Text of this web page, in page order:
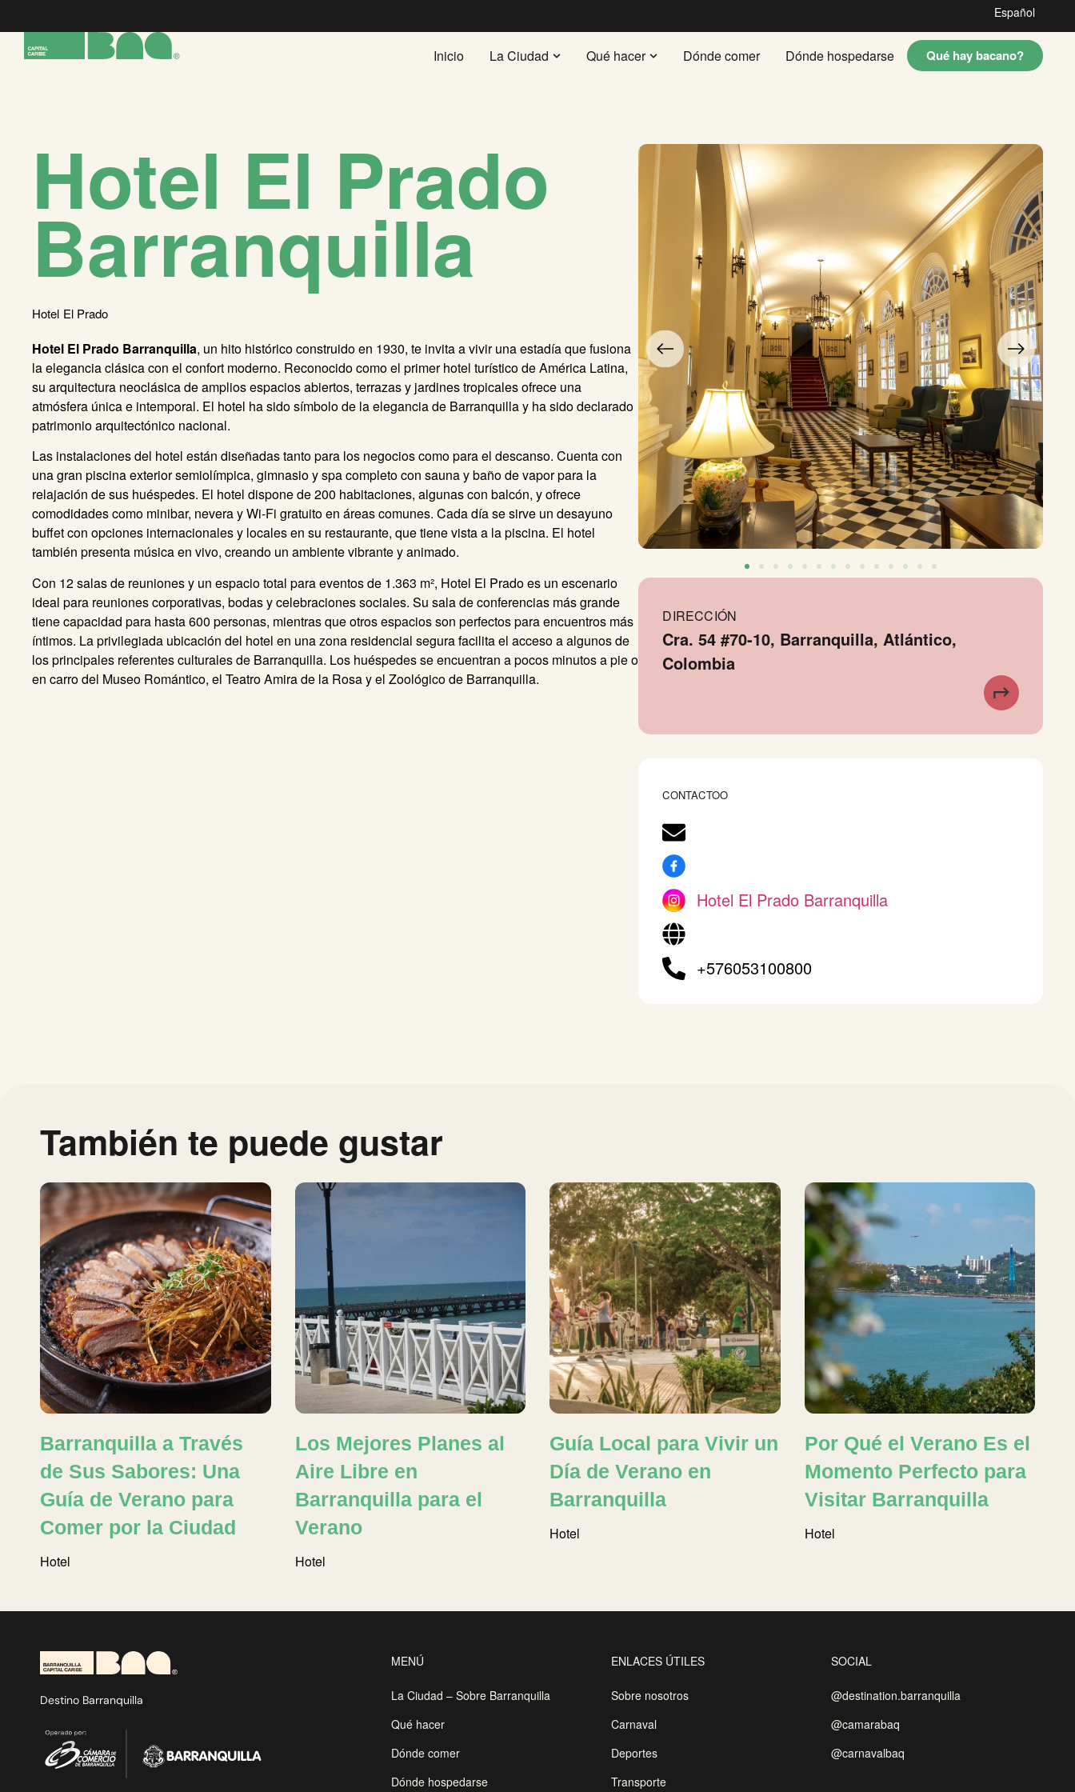
Español
Inicio La Ciudad Qué hacer Dónde comer Dónde hospedarse Qué hay bacano?
Hotel El Prado
Barranquilla
Hotel El Prado
Hotel El Prado Barranquilla, un hito histórico construido en 1930, te invita a vivir una estadía que fusiona
la elegancia clásica con el confort moderno. Reconocido como el primer hotel turístico de América Latina,
su arquitectura neoclásica de amplios espacios abiertos, terrazas y jardines tropicales ofrece una
atmósfera única e intemporal. El hotel ha sido símbolo de la elegancia de Barranquilla y ha sido declarado
patrimonio arquitectónico nacional.
Las instalaciones del hotel están diseñadas tanto para los negocios como para el descanso. Cuenta con
una gran piscina exterior semiolímpica, gimnasio y spa completo con sauna y baño de vapor para la
relajación de sus huéspedes. El hotel dispone de 200 habitaciones, algunas con balcón, y ofrece
comodidades como minibar, nevera y Wi-Fi gratuito en áreas comunes. Cada día se sirve un desayuno
buffet con opciones internacionales y locales en su restaurante, que tiene vista a la piscina. El hotel
también presenta música en vivo, creando un ambiente vibrante y animado.
Con 12 salas de reuniones y un espacio total para eventos de 1.363 m², Hotel El Prado es un escenario
ideal para reuniones corporativas, bodas y celebraciones sociales. Su sala de conferencias más grande
tiene capacidad para hasta 600 personas, mientras que otros espacios son perfectos para encuentros más
íntimos. La privilegiada ubicación del hotel en una zona residencial segura facilita el acceso a algunos de
los principales referentes culturales de Barranquilla. Los huéspedes se encuentran a pocos minutos a pie o
en carro del Museo Romántico, el Teatro Amira de la Rosa y el Zoológico de Barranquilla.
DIRECCIÓN
Cra. 54 #70-10, Barranquilla, Atlántico,
Colombia
CONTACTOO
Hotel El Prado Barranquilla
+576053100800
También te puede gustar
Barranquilla a Través
de Sus Sabores: Una
Guía de Verano para
Comer por la Ciudad
Hotel
Los Mejores Planes al
Aire Libre en
Barranquilla para el
Verano
Hotel
Guía Local para Vivir un
Día de Verano en
Barranquilla
Hotel
Por Qué el Verano Es el
Momento Perfecto para
Visitar Barranquilla
Hotel
Destino Barranquilla
MENÚ
La Ciudad – Sobre Barranquilla
Qué hacer
Dónde comer
Dónde hospedarse
ENLACES ÚTILES
Sobre nosotros
Carnaval
Deportes
Transporte
SOCIAL
@destination.barranquilla
@camarabaq
@carnavalbaq